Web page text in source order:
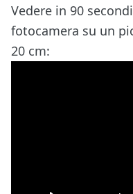
Vedere in 90
fotocamera su un
20 cm: